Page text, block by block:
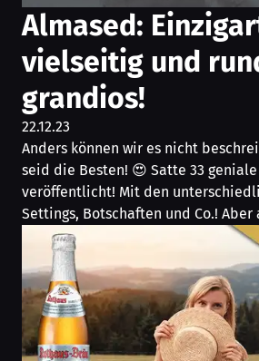
Almased:
vielseitig und
grandios!
22.12.23
Anders können wir es nicht
seid die Besten! 😍 Satte 33
veröffentlicht! Mit den
Settings, Botschaften und Co.!